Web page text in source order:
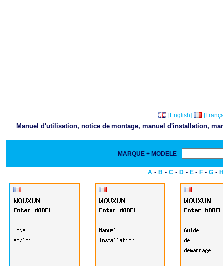
[English]
Manuel d'utilisation, notice de montage, manuel d'installation,
MARQUE + MODELE
A - B - C - D - E - F - G - H